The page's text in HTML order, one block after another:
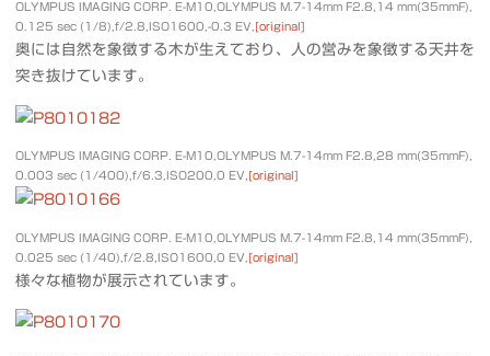
OLYMPUS IMAGING CORP. E-M10,OLYMPUS M.7-14mm F2.8,14 mm(35mmF),
0.125 sec (1/8),f/2.8,ISO1600,-0.3 EV, [original]
奥には自然を象徴する木が生えており、人の営みを象徴する天井を
突き抜けています。
OLYMPUS IMAGING CORP. E-M10,OLYMPUS M.7-14mm F2.8,28 mm(35mmF),
0.003 sec (1/400),f/6.3,ISO200,0 EV, [original]
OLYMPUS IMAGING CORP. E-M10,OLYMPUS M.7-14mm F2.8,14 mm(35mmF),
0.025 sec (1/40),f/2.8,ISO1600,0 EV, [original]
様々な植物が展示されています。